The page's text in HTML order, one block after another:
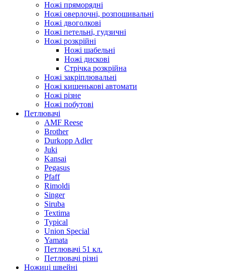
Ножі пряморядні
Ножі оверлочні, розпошивальні
Ножі двоголкові
Ножі петельні, гудзичні
Ножі розкрійні
Ножі шабельні
Ножі дискові
Стрічка розкрійна
Ножі закріплювальні
Ножі кишенькові автомати
Ножі різне
Ножі побутові
Петлювачі
AMF Reese
Brother
Durkopp Adler
Juki
Kansai
Pegasus
Pfaff
Rimoldi
Singer
Siruba
Textima
Typical
Union Special
Yamata
Петлювачі 51 кл.
Петлювачі різні
Ножиці швейні